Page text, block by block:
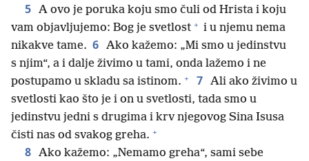
5 A ovo je poruka koju smo čuli od Hrista i koju
vam objavljujemo: Bog je svetlost + i u njemu nema
nikakve tame. 6 Ako kažemo: „Mi smo u jedinstvu
s njim“, a i dalje živimo u tami, onda lažemo i ne
postupamo u skladu sa istinom. + 7 Ali ako živimo u
svetlosti kao što je i on u svetlosti, tada smo u
jedinstvu jedni s drugima i krv njegovog Sina Isusa
čisti nas od svakog greha. +
8 Ako kažemo: „Nemamo greha“, sami sebe